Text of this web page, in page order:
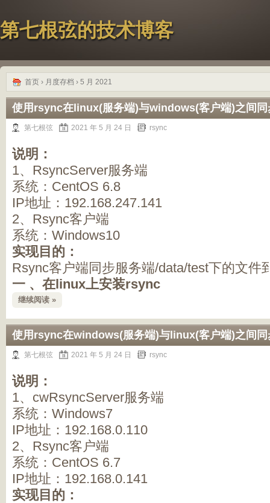
第七根弦的技术博客
首页 › 月度存档 › 5 月 2021
使用rsync在linux(服务端)与windows(客户端)之间同
第七根弦 2021 年 5 月 24 日 rsync
说明：
1、RsyncServer服务端
系统：CentOS 6.8
IP地址：192.168.247.141
2、Rsync客户端
系统：Windows10
实现目的：
Rsync客户端同步服务端/data/test下的文件
一 、在linux上安装rsync
继续阅读 »
使用rsync在windows(服务端)与linux(客户端)之间同
第七根弦 2021 年 5 月 24 日 rsync
说明：
1、cwRsyncServer服务端
系统：Windows7
IP地址：192.168.0.110
2、Rsync客户端
系统：CentOS 6.7
IP地址：192.168.0.141
实现目的：